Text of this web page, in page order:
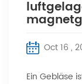
Oct 16 ,
Ein Gebläse